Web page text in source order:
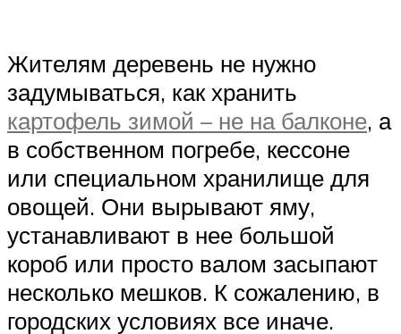
Жителям деревень не нужно
задумываться, как хранить
картофель зимой – не на балконе, а
в собственном погребе, кессоне
или специальном хранилище для
овощей. Они вырывают яму,
устанавливают в нее большой
короб или просто валом засыпают
несколько мешков. К сожалению, в
городских условиях все иначе.